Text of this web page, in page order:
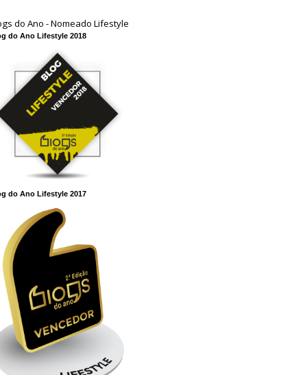
do Ano - Nomeado Lifestyle
do Ano Lifestyle 2018
do Ano Lifestyle 2017